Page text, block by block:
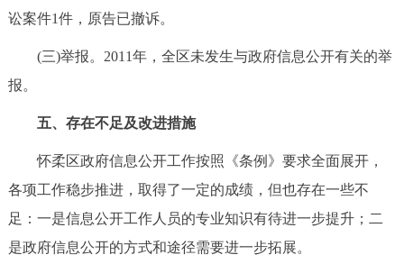
讼案件1件，原告已撤诉。
(三)举报。2011年，全区未发生与政府信息公开有关的举
报。
五、存在不足及改进措施
怀柔区政府信息公开工作按照《条例》要求全面展开，
各项工作稳步推进，取得了一定的成绩，但也存在一些不
足：一是信息公开工作人员的专业知识有待进一步提升；二
是政府信息公开的方式和途径需要进一步拓展。